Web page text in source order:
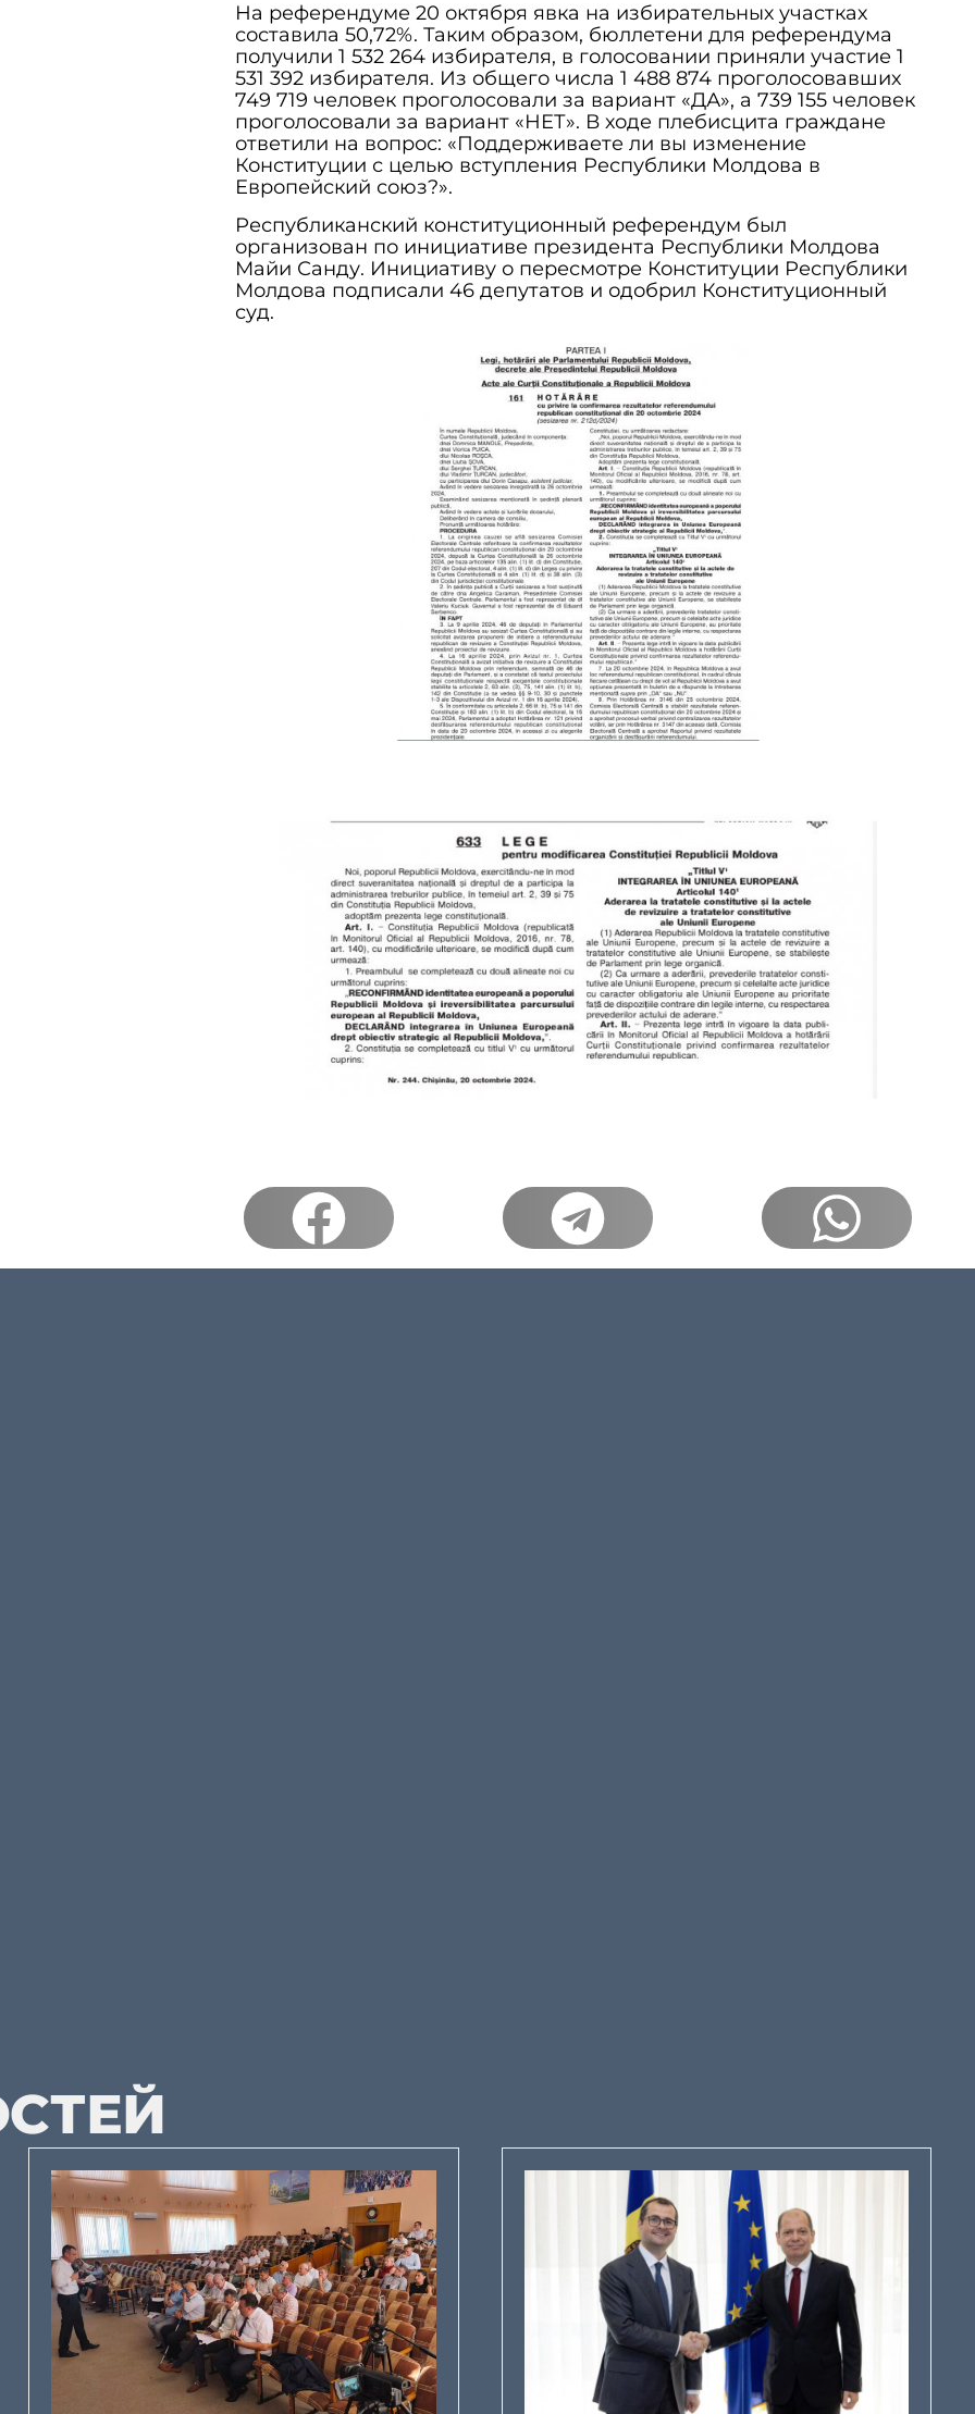
На референдуме 20 октября явка на избирательных участках
составила 50,72%. Таким образом, бюллетени для референдума
получили 1 532 264 избирателя, в голосовании приняли участие 1
531 392 избирателя. Из общего числа 1 488 874 проголосовавших
749 719 человек проголосовали за вариант «ДА», а 739 155 человек
проголосовали за вариант «НЕТ». В ходе плебисцита граждане
ответили на вопрос: «Поддерживаете ли вы изменение
Конституции с целью вступления Республики Молдова в
Европейский союз?».
Республиканский конституционный референдум был
организован по инициативе президента Республики Молдова
Майи Санду. Инициативу о пересмотре Конституции Республики
Молдова подписали 46 депутатов и одобрил Конституционный
суд.